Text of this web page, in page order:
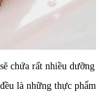
chứa rất nhiều dưỡng
là những thực phẩm